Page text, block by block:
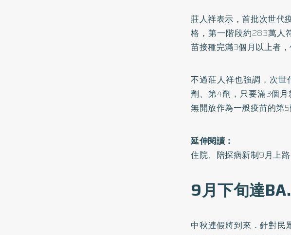
莊人祥表示，首批次世代
格，第一階段約283萬人
苗接種完滿3個月以上者
不過莊人祥也強調，次
劑、第4劑，只要滿3個
無開放作為一般疫苗的第5
延伸閱讀：
住院、陪探病新制9月上
9月下旬達
中秋連假將到來．針對民